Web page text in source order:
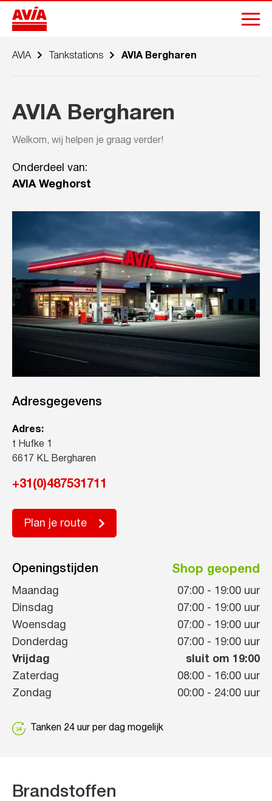
AVIA Tankstations AVIA Bergharen
AVIA Bergharen
Welkom, wij helpen je graag verder!
Onderdeel van:
AVIA Weghorst
Adresgegevens
Adres:
t Hufke 1
6617 KL Bergharen
+31(0)487531711
Plan je route
Openingstijden Shop geopend
Maandag 07:00 - 19:00 uur
Dinsdag
07:00 - 19:00 uur
Woensdag
07:00 - 19:00 uur
Donderdag
07:00 - 19:00 uur
Vrijdag
sluit om 19:00
Zaterdag
08:00 - 16:00 uur
Zondag
00:00 - 24:00 uur
Tanken 24 uur per dag mogelijk
Brandstoffen